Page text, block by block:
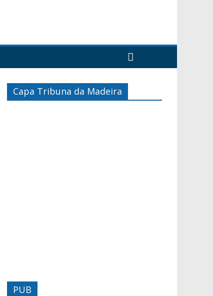
Capa Tribuna da Madeira
PUB